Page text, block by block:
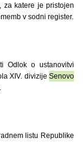
za katere je pristojen
v sodni register.
Odlok o ustanovitvi
XIV. divizijeSenovo
listu Republike